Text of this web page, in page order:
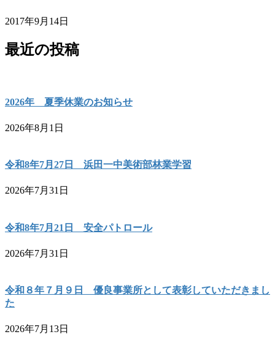
2017年9月14日
最近の投稿
2026年 夏季休業のお知らせ
2026年8月1日
令和8年7月27日 浜田一中美術部林業学習
2026年7月31日
令和8年7月21日 安全パトロール
2026年7月31日
令和８年７月９日 優良事業所として表彰していただきまし
た
2026年7月13日